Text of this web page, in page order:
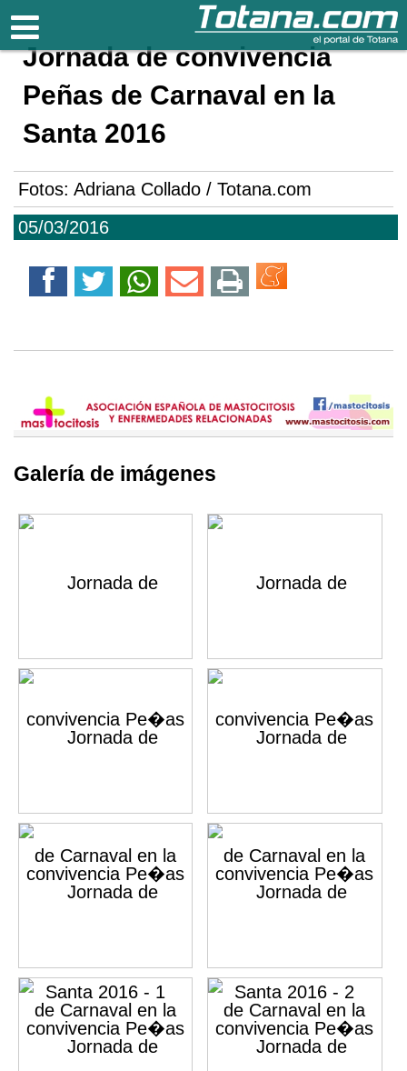
Totana.com
05/03/2016
Jornada de convivencia
Peñas de Carnaval en la
Santa 2016
Fotos: Adriana Collado / Totana.com
Galería de imágenes